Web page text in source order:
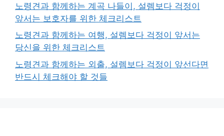
노령견과 함께하는 계곡 나들이, 설렘보다 걱정이
앞서는 보호자를 위한 체크리스트
노령견과 함께하는 여행, 설렘보다 걱정이 앞서는
당신을 위한 체크리스트
노령견과 함께하는 외출, 설렘보다 걱정이 앞선다면
반드시 체크해야 할 것들